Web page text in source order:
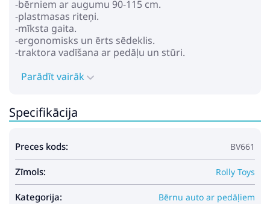
-bērniem ar augumu 90-115 cm.
-plastmasas riteņi.
-mīksta gaita.
-ergonomisks un ērts sēdeklis.
-traktora vadīšana ar pedāļu un stūri.
Parādīt vairāk
Specifikācija
Preces kods: BV661
Zīmols: Rolly Toys
Kategorija: Bērnu auto ar pedāļiem